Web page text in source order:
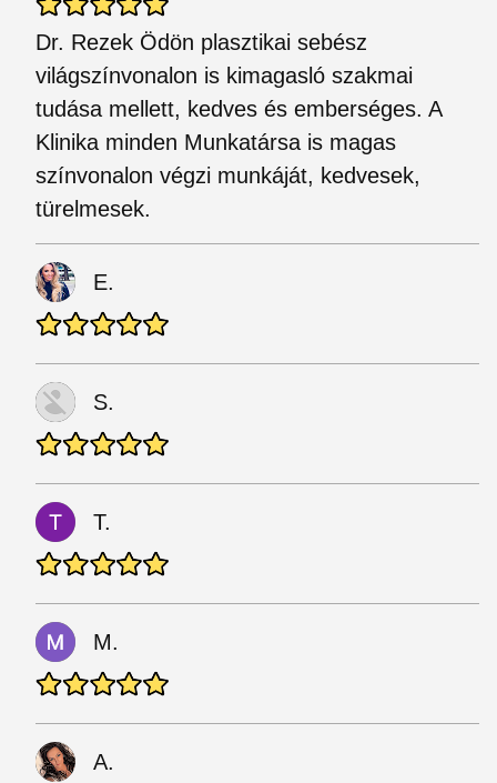
Dr. Rezek Ödön plasztikai sebész
világszínvonalon is kimagasló szakmai
tudása mellett, kedves és emberséges. A
Klinika minden Munkatársa is magas
színvonalon végzi munkáját, kedvesek,
türelmesek.
E.
S.
T.
M.
A.